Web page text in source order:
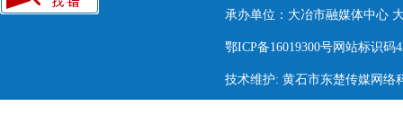
承办单位：大冶市融媒体中心
鄂ICP备16019300号网站标识码
技术维护: 黄石市东楚传媒网络